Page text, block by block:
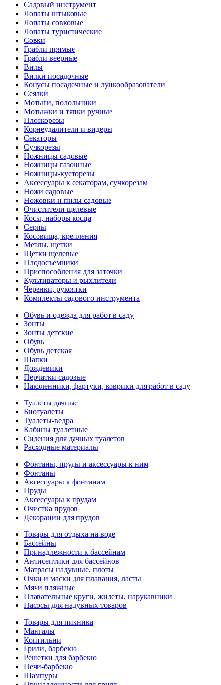
Садовый инструмент
Лопаты штыковые
Лопаты совковые
Лопаты туристические
Совки
Грабли прямые
Грабли веерные
Вилы
Вилки посадочные
Конусы посадочные и лункообразователи
Сеялки
Мотыги, полольники
Мотыжки и тяпки ручные
Плоскорезы
Корнеудалители и видеры
Секаторы
Сучкорезы
Ножницы садовые
Ножницы газонные
Ножницы-кусторезы
Аксессуары к секаторам, сучкорезам
Ножи садовые
Ножовки и пилы садовые
Очистители щелевые
Косы, наборы косца
Серпы
Косовища, крепления
Метлы, щетки
Щетки щелевые
Плодосъемники
Приспособления для заточки
Культиваторы и рыхлители
Черенки, рукоятки
Комплекты садового инструмента
Обувь и одежда для работ в саду
Зонты
Зонты детские
Обувь
Обувь детская
Шапки
Дождевики
Перчатки садовые
Наколенники, фартуки, коврики для работ в саду
Туалеты дачные
Биотуалеты
Туалеты-ведра
Кабины туалетные
Сидения для дачных туалетов
Расходные материалы
Фонтаны, пруды и аксессуары к ним
Фонтаны
Аксессуары к фонтанам
Пруды
Аксессуары к прудам
Очистка прудов
Декорации для прудов
Товары для отдыха на воде
Бассейны
Принадлежности к бассейнам
Антисептики для бассейнов
Матраcы надувные, плоты
Очки и маски для плавания, ласты
Мячи пляжные
Плавательные круги, жилеты, нарукавники
Насосы для надувных товаров
Товары для пикника
Мангалы
Коптильни
Грили, барбекю
Решетки для барбекю
Печи-барбекю
Шампуры